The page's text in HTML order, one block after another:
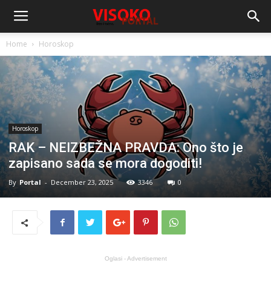
Home Horoskop
Horoskop
RAK – NEIZBEŽNA PRAVDA: Ono što je
zapisano sada se mora dogoditi!
By Portal - December 23, 2025 3346 0
Oglasi - Advertisement